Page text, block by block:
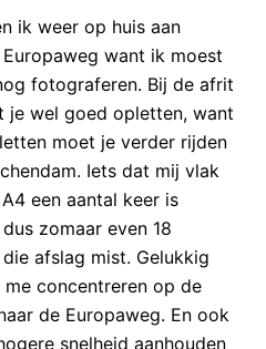
ik weer op huis aan
want ik moest
fotograferen. Bij de afrit
je wel goed opletten, want
moet je verder rijden
Iets dat mij vlak
een aantal keer is
zomaar even 18
afslag mist. Gelukkig
me concentreren op de
de Europaweg. En ook
snelheid aanhouden